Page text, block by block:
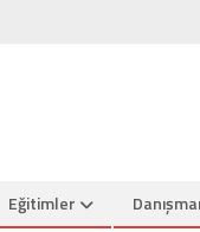
Eğitimler